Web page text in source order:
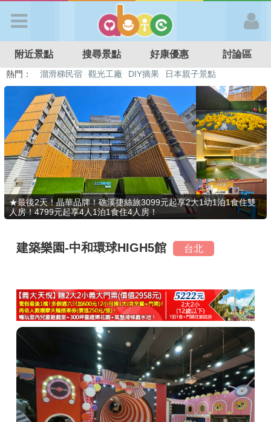
APP登入
首 頁
搜尋景點
好康優惠
最新消息
最新留言
商家合作
討論區
聯絡我們
附近景點 搜尋景點 好康優惠 討論區
熱門： 溜滑梯民宿 觀光工廠 DIY摘果
日本親子景點
特色遊戲場
親子住房優惠 台北親子餐廳 溫泉泡湯SPA
★最後2天！晶華品牌！礁溪捷絲旅3099元起享2大1幼1泊1食住雙
人房！4799元起享4人1泊1食住4人房！
建築樂園-中和環球HIGH5館 台北